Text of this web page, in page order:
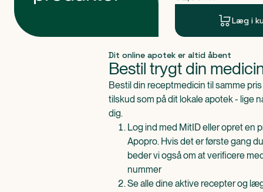
Læg i
Dit online apotek er altid åbent
Bestil trygt din
Bestil din receptmedicin til samme
tilskud som på dit lokale apotek - lige
dig.
Log ind med MitID eller opret en
Apopro. Hvis det er første gang
beder vi også om at verificere
nummer
Se alle dine aktive recepter og